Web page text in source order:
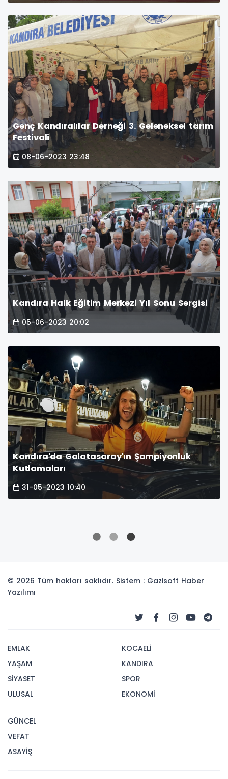
Genç Kandıralılar Derneği 3. Geleneksel tarım
Festivali
08-06-2023 23:48
Kandıra Halk Eğitim Merkezi Yıl Sonu Sergisi
05-06-2023 20:02
Kandıra'da Galatasaray'ın Şampiyonluk
Kutlamaları
31-05-2023 10:40
© 2026 Tüm hakları saklıdır. Sistem : Gazisoft Haber
Yazılımı
EMLAK
YAŞAM
SİYASET
ULUSAL
KOCAELİ
KANDIRA
SPOR
EKONOMİ
GÜNCEL
VEFAT
ASAYİŞ